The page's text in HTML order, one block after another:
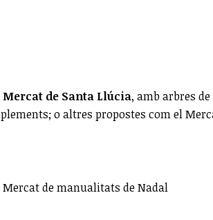
Mercat de Santa Llúcia, amb arbres
o altres propostes com el
Mercat de manualitats de Nadal